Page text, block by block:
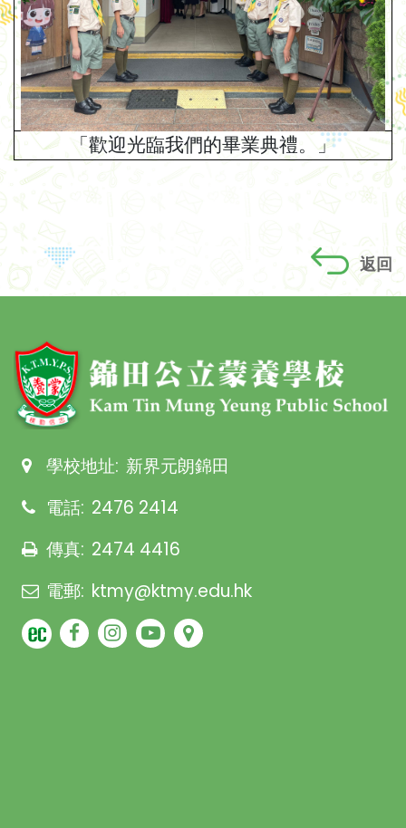
「歡迎光臨我們的畢業典禮。」
返回
學校地址: 新界元朗錦田
電話: 2476 2414
傳真: 2474 4416
電郵: ktmy@ktmy.edu.hk